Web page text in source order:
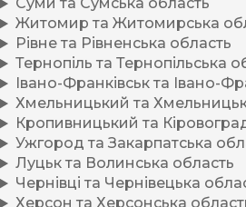
Суми та Сумська область
Житомир та Житомирська
Рівне та Рівненська область
Тернопіль та Тернопільська
Івано-Франківськ та Івано-
Хмельницький та
Кропивницький та
Ужгород та Закарпатська
Луцьк та Волинська область
Чернівці та Чернівецька
Херсон та Херсонська